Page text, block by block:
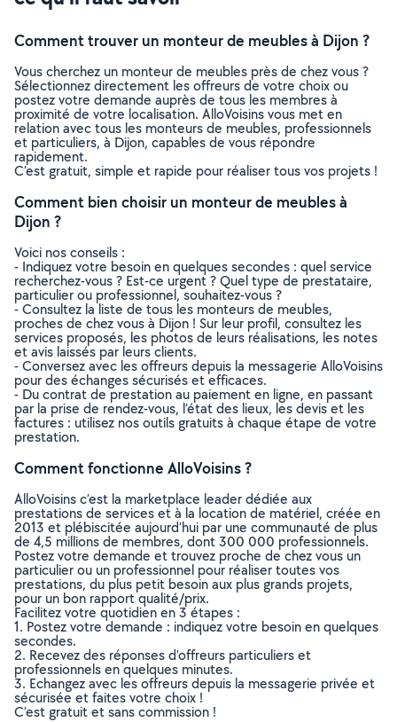
Comment trouver un monteur de meubles à Dijon ?
Vous cherchez un monteur de meubles près de chez vous ?
Sélectionnez directement les offreurs de votre choix ou
postez votre demande auprès de tous les membres à
proximité de votre localisation. AlloVoisins vous met en
relation avec tous les monteurs de meubles, professionnels
et particuliers, à Dijon, capables de vous répondre
rapidement.
C’est gratuit, simple et rapide pour réaliser tous vos projets !
Comment bien choisir un monteur de meubles à
Dijon ?
Voici nos conseils :
- Indiquez votre besoin en quelques secondes : quel service
recherchez-vous ? Est-ce urgent ? Quel type de prestataire,
particulier ou professionnel, souhaitez-vous ?
- Consultez la liste de tous les monteurs de meubles,
proches de chez vous à Dijon ! Sur leur profil, consultez les
services proposés, les photos de leurs réalisations, les notes
et avis laissés par leurs clients.
- Conversez avec les offreurs depuis la messagerie AlloVoisins
pour des échanges sécurisés et efficaces.
- Du contrat de prestation au paiement en ligne, en passant
par la prise de rendez-vous, l’état des lieux, les devis et les
factures : utilisez nos outils gratuits à chaque étape de votre
prestation.
Comment fonctionne AlloVoisins ?
AlloVoisins c’est la marketplace leader dédiée aux
prestations de services et à la location de matériel, créée en
2013 et plébiscitée aujourd’hui par une communauté de plus
de 4,5 millions de membres, dont 300 000 professionnels.
Postez votre demande et trouvez proche de chez vous un
particulier ou un professionnel pour réaliser toutes vos
prestations, du plus petit besoin aux plus grands projets,
pour un bon rapport qualité/prix.
Facilitez votre quotidien en 3 étapes :
1. Postez votre demande : indiquez votre besoin en quelques
secondes.
2. Recevez des réponses d’offreurs particuliers et
professionnels en quelques minutes.
3. Echangez avec les offreurs depuis la messagerie privée et
sécurisée et faites votre choix !
C’est gratuit et sans commission !